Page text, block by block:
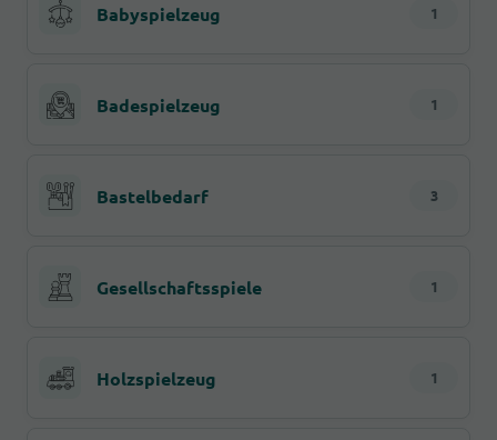
Babyspielzeug 1
Badespielzeug 1
Bastelbedarf 3
Gesellschaftsspiele 1
Holzspielzeug 1